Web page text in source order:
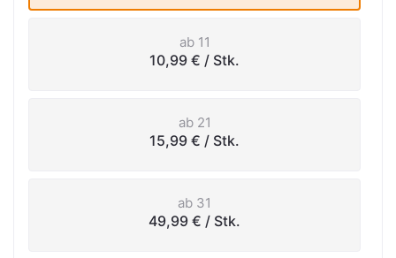
ab 11
10,99 € / Stk.
ab 21
15,99 € / Stk.
ab 31
49,99 € / Stk.